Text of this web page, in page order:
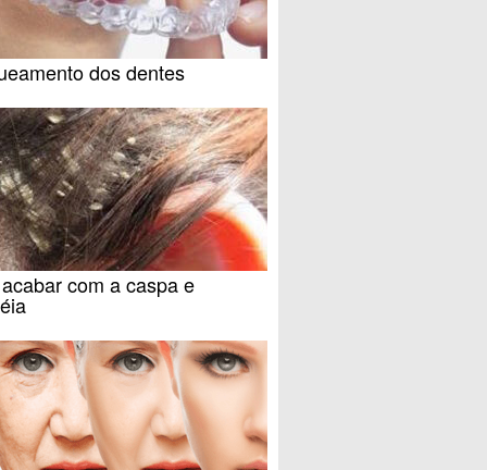
dos dentes
com a caspa e